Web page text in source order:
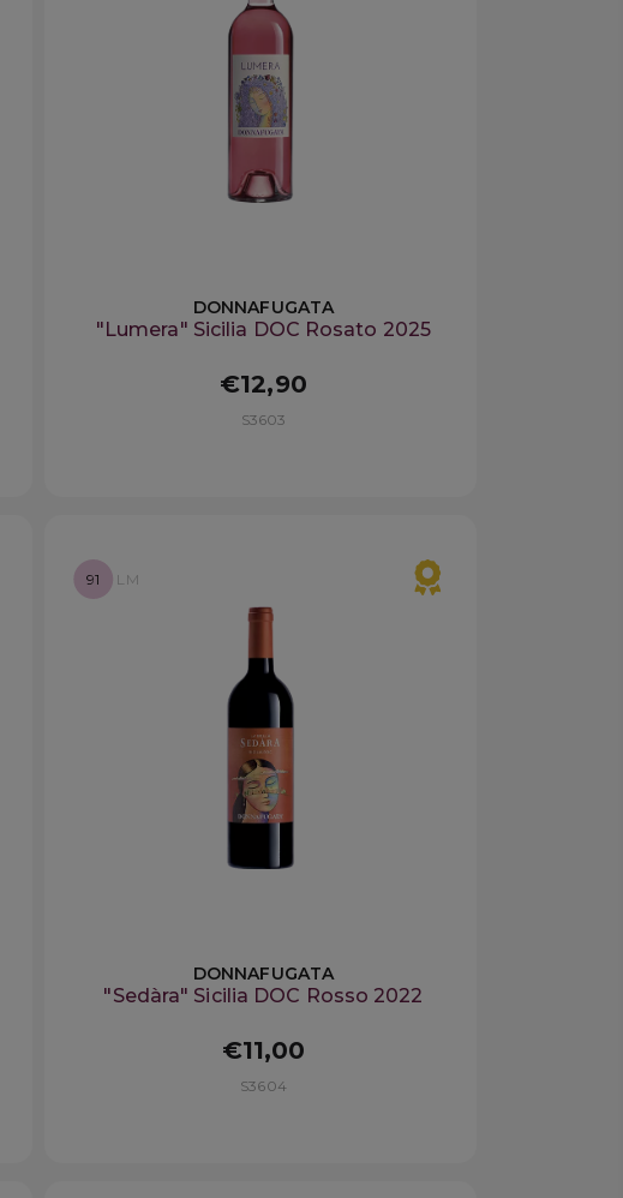
DONNAFUGATA
"Lumera" Sicilia DOC Rosato 2025
€12,90
S3603
91 LM
DONNAFUGATA
"Sedàra" Sicilia DOC Rosso 2022
€11,00
S3604